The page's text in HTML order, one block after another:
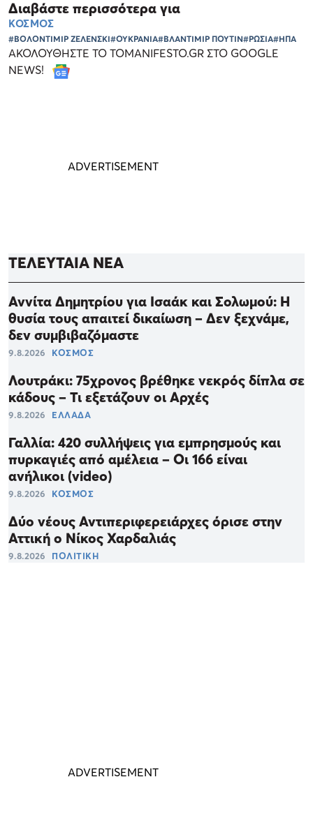
Διαβάστε περισσότερα για
ΚΟΣΜΟΣ
#ΒΟΛΟΝΤΙΜΙΡ ΖΕΛΕΝΣΚΙ#ΟΥΚΡΑΝΙΑ#ΒΛΑΝΤΙΜΙΡ ΠΟΥΤΙΝ#ΡΩΣΙΑ#ΗΠΑ
ΑΚΟΛΟΥΘΗΣΤΕ ΤΟ TOMANIFESTO.GR ΣΤΟ GOOGLE
NEWS!
ΤΕΛΕΥΤΑΙΑ ΝΕΑ
Αννίτα Δημητρίου για Ισαάκ και Σολωμού: Η
θυσία τους απαιτεί δικαίωση – Δεν ξεχνάμε,
δεν συμβιβαζόμαστε
9.8.2026 ΚΟΣΜΟΣ
Λουτράκι: 75χρονος βρέθηκε νεκρός δίπλα σε
κάδους – Τι εξετάζουν οι Αρχές
9.8.2026 ΕΛΛΑΔΑ
Γαλλία: 420 συλλήψεις για εμπρησμούς και
πυρκαγιές από αμέλεια – Οι 166 είναι
ανήλικοι (video)
9.8.2026 ΚΟΣΜΟΣ
Δύο νέους Αντιπεριφερειάρχες όρισε στην
Αττική ο Νίκος Χαρδαλιάς
9.8.2026 ΠΟΛΙΤΙΚΗ